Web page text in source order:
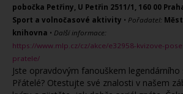
pobočka Petřiny, U Petřin 2511/1, 160 00
Sport a volnočasové aktivity • Pořadatel:
knihovna • Další informace:
https://www.mlp.cz/cz/akce/e32958-kvizove-
pratele/
Jste opravdovým fanouškem legendárního
Přátelé? Otestujte své znalosti v našem